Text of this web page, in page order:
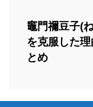
竈門禰豆子(
を克服した
とめ